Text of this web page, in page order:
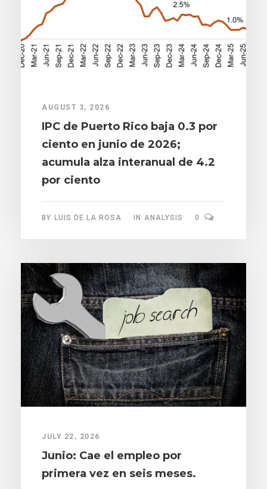
AUGUST 3, 2026
IPC de Puerto Rico baja 0.3 por
ciento en junio de 2026;
acumula alza interanual de 4.2
por ciento
BY LUIS DE LA ROSA IN ANALYSIS 0
JULY 22, 2026
Junio: Cae el empleo por
primera vez en seis meses.